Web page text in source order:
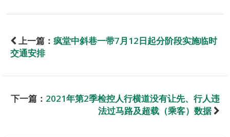
上一篇： 疯堂中斜巷一带7月12日起分阶段实施临时
交通安排
下一篇： 2021年第2季检控人行横道没有让先、行人违
法过马路及超载（乘客）数据